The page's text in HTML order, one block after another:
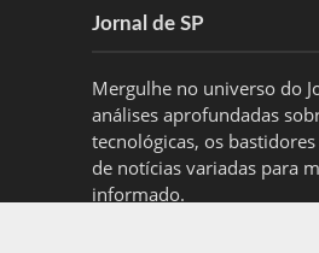
Jornal de SP
Mergulhe no universo do
análises aprofundadas
tecnológicas, os
de notícias variadas para
informado.